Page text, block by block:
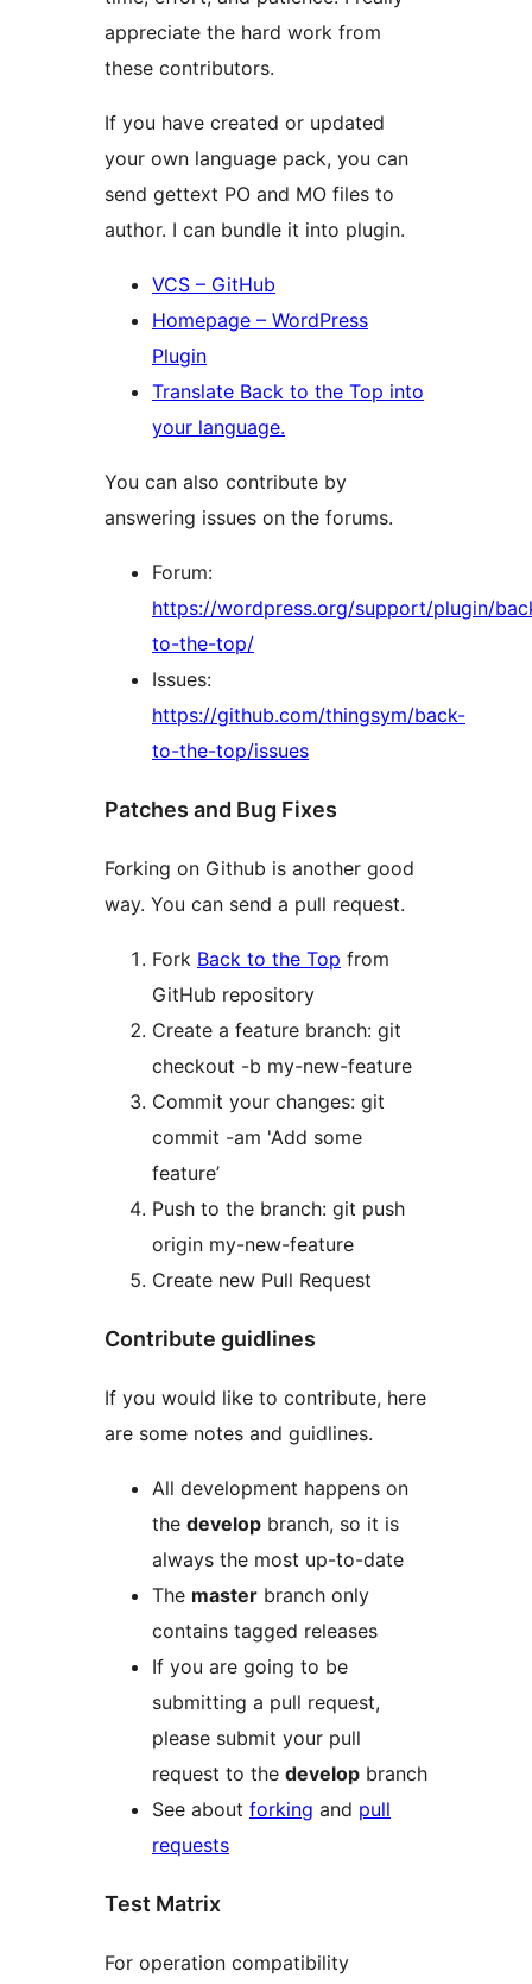
appreciate the hard work from
these contributors.
If you have created or updated
your own language pack, you can
send gettext PO and MO files to
author. I can bundle it into plugin.
VCS – GitHub
Homepage – WordPress
Plugin
Translate Back to the Top into
your language.
You can also contribute by
answering issues on the forums.
Forum:
https://wordpress.org/support/plugin/
to-the-top/
Issues:
https://github.com/thingsym/back-
to-the-top/issues
Patches and Bug Fixes
Forking on Github is another good
way. You can send a pull request.
Fork Back to the Top from
GitHub repository
Create a feature branch: git
checkout -b my-new-feature
Commit your changes: git
commit -am 'Add some
feature’
Push to the branch: git push
origin my-new-feature
Create new Pull Request
Contribute guidlines
If you would like to contribute, here
are some notes and guidlines.
All development happens on
the develop branch, so it is
always the most up-to-date
The master branch only
contains tagged releases
If you are going to be
submitting a pull request,
please submit your pull
request to the develop branch
See about forking and pull
requests
Test Matrix
For operation compatibility